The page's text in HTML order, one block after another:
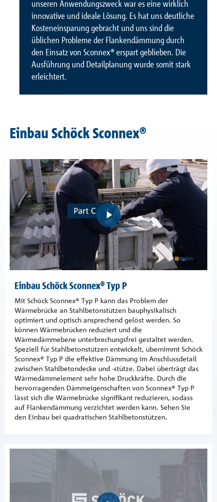
unseren Anwendungszweck war es eine wirklich
innovative und ideale Lösung. Es hat uns deutliche
Kosteneinsparung gebracht und uns sind die
üblichen Probleme der Flankendämmung durch
den Einsatz von Sconnex® erspart geblieben. Die
Ausführung und Detailplanung wurde somit stark
erleichtert.
Einbau Schöck Sconnex®
Einbau Schöck Sconnex® Typ P
Mit Schöck Sconnex® Typ P kann das Problem der
Wärmebrücke an Stahlbetonstützen bauphysikalisch
optimiert und optisch ansprechend gelöst werden. So
können Wärmebrücken reduziert und die
Wärmedämmebene unterbrechungsfrei gestaltet werden.
Speziell für Stahlbetonstützen entwickelt, übernimmt Schöck
Sconnex® Typ P die effektive Dämmung im Anschlussdetail
zwischen Stahlbetondecke und -stütze. Dabei überträgt das
Wärmedämmelement sehr hohe Druckkräfte. Durch die
hervorragenden Dämmeigenschaften von Sconnex® Typ P
lässt sich die Wärmebrücke signifikant reduzieren, sodass
auf Flankendämmung verzichtet werden kann. Sehen Sie
den Einbau bei quadratischen Stahlbetonstützen.